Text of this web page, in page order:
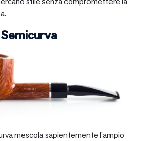
mescola sapientemente l’ampio